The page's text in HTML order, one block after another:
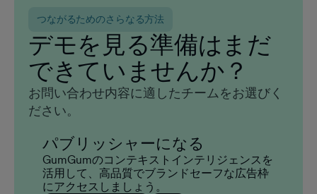
つながるためのさらなる方法
デモを見る準備はまだ
できていませんか？
お問い合わせ内容に適したチームをお選びく
ださい。
パブリッシャーになる
GumGumのコンテキストインテリジェンスを
活用して、高品質でブランドセーフな広告枠
にアクセスしましょう。